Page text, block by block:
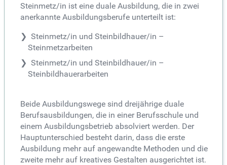
Steinmetz/in ist eine duale Ausbildung, die in zwei
anerkannte Ausbildungsberufe unterteilt ist:
Steinmetz/in und Steinbildhauer/in –
Steinmetzarbeiten
Steinmetz/in und Steinbildhauer/in –
Steinbildhauerarbeiten
Beide Ausbildungswege sind dreijährige duale
Berufsausbildungen, die in einer Berufsschule und
einem Ausbildungsbetrieb absolviert werden. Der
Hauptunterschied besteht darin, dass die erste
Ausbildung mehr auf angewandte Methoden und die
zweite mehr auf kreatives Gestalten ausgerichtet ist.